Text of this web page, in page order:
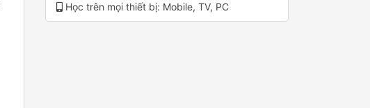
Học trên mọi thiết bị: Mobile, TV, PC